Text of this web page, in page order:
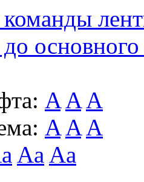
основного
A A A
A A A
Aa Aa